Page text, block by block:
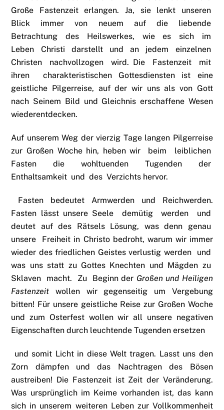
Große Fastenzeit erlangen. Ja, sie lenkt unseren
Blick immer von neuem auf die liebende
Betrachtung des Heilswerkes, wie es sich im
Leben Christi darstellt und an jedem einzelnen
Christen nachvollzogen wird. Die Fastenzeit mit
ihren charakteristischen Gottesdiensten ist eine
geistliche Pilgerreise, auf der wir uns als von Gott
nach Seinem Bild und Gleichnis erschaffene Wesen
wiederentdecken.
Auf unserem Weg der vierzig Tage langen Pilgerreise
zur Großen Woche hin, heben wir beim leiblichen
Fasten die wohltuenden Tugenden der
Enthaltsamkeit und des Verzichts hervor.
Fasten bedeutet Armwerden und Reichwerden.
Fasten lässt unsere Seele demütig werden und
deutet auf des Rätsels Lösung, was denn genau
unsere Freiheit in Christo bedroht, warum wir immer
wieder des friedlichen Geistes verlustig werden und
was uns statt zu Gottes Knechten und Mägden zu
Sklaven macht. Zu Beginn der Großen und Heiligen
Fastenzeit wollen wir gegenseitig um Vergebung
bitten! Für unsere geistliche Reise zur Großen Woche
und zum Osterfest wollen wir all unsere negativen
Eigenschaften durch leuchtende Tugenden ersetzen
und somit Licht in diese Welt tragen. Lasst uns den
Zorn dämpfen und das Nachtragen des Bösen
austreiben! Die Fastenzeit ist Zeit der Veränderung.
Was ursprünglich im Keime vorhanden ist, das kann
sich in unserem weiteren Leben zur Vollkommenheit